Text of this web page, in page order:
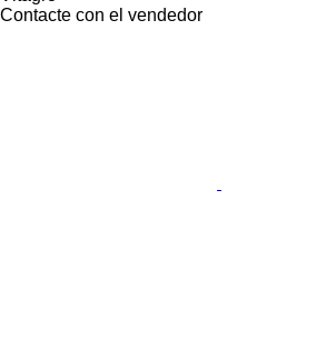
Contacte con el vendedor